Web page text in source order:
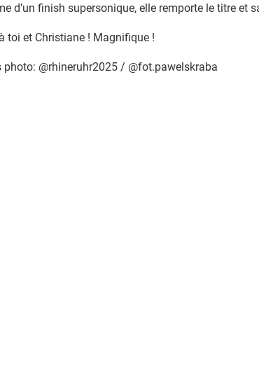
d’un finish supersonique, elle remporte le titre et
toi et Christiane ! Magnifique !
photo: @rhineruhr2025 / @fot.pawelskraba